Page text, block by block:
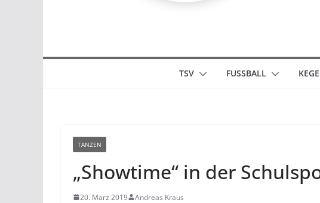
TSV FUSSBALL
TANZEN
„Showtime“ in der
20. März 2019 Andreas Kraus